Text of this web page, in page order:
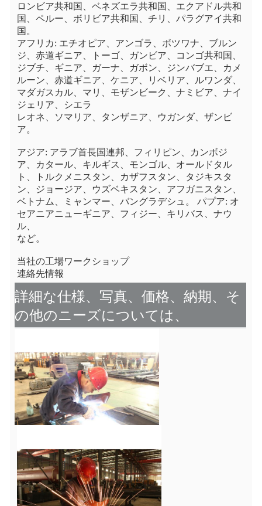
ロンビア共和国、ベネズエラ共和国、エクアドル共和
国、ペルー、ボリビア共和国、チリ、パラグアイ共和
国。
アフリカ: エチオピア、アンゴラ、ボツワナ、ブルン
ジ、赤道ギニア、トーゴ、ガンビア、コンゴ共和国、
ジブチ、ギニア、ガーナ、ガボン、ジンバブエ、カメ
ルーン、赤道ギニア、ケニア、リベリア、ルワンダ、
マダガスカル、マリ、モザンビーク、ナミビア、ナイ
ジェリア、シエラ
レオネ、ソマリア、タンザニア、ウガンダ、ザンビ
ア。
アジア: アラブ首長国連邦、フィリピン、カンボジ
ア、カタール、キルギス、モンゴル、オールドタル
ト、トルクメニスタン、カザフスタン、タジキスタ
ン、ジョージア、ウズベキスタン、アフガニスタン、
ベトナム、ミャンマー、バングラデシュ。 パプア: オ
セアニアニューギニア、フィジー、キリバス、ナウ
ル、
など。
当社の工場ワークショップ
連絡先情報
詳細な仕様、写真、価格、納期、そ
の他のニーズについては、